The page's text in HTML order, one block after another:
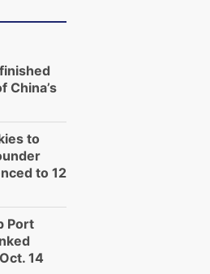
种
三对
CFO：不靠规模取胜，华
住三大增长引擎是什么？
China’s
to
to 12
Port
14